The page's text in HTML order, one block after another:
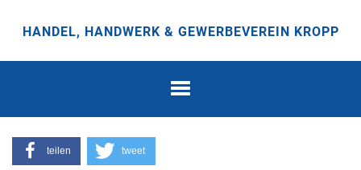
HANDEL, HANDWERK & GEWERBEVEREIN KROPP
Toggle
navigation
teilen tweet